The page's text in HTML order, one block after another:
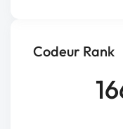
Codeur Rank